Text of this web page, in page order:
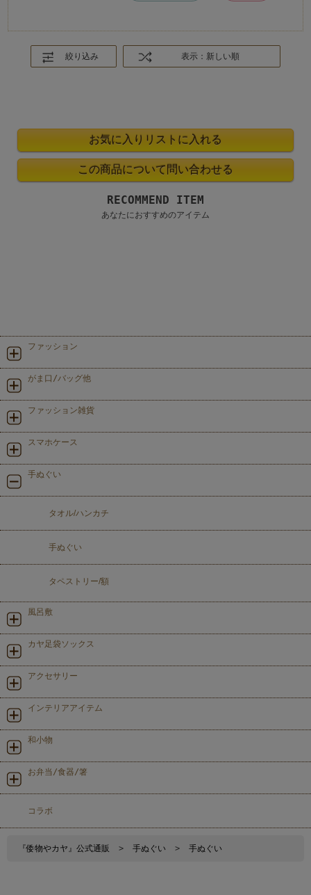
絞り込み 表示：新しい順
RECOMMEND ITEM
あなたにおすすめのアイテム
ファッション
がま口/バッグ他
ファッション雑貨
スマホケース
手ぬぐい
タオル/ハンカチ
手ぬぐい
タペストリー/額
風呂敷
カヤ足袋ソックス
アクセサリー
インテリアアイテム
和小物
お弁当/食器/箸
コラボ
『倭物やカヤ』公式通販 > 手ぬぐい > 手ぬぐい